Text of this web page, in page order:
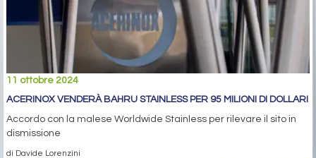
11 ottobre 2024
ACERINOX VENDERÀ BAHRU STAINLESS PER 95 MILIONI DI DOLLARI
Accordo con la malese Worldwide Stainless per rilevare il sito in
dismissione
di Davide Lorenzini